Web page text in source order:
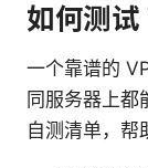
如何测
一个靠谱的
同服务器上都
自测清单，帮